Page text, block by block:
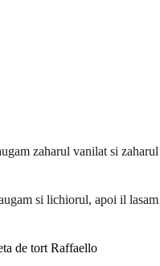
zaharul vanilat si zaharul
si lichiorul, apoi il lasam
de tort Raffaello